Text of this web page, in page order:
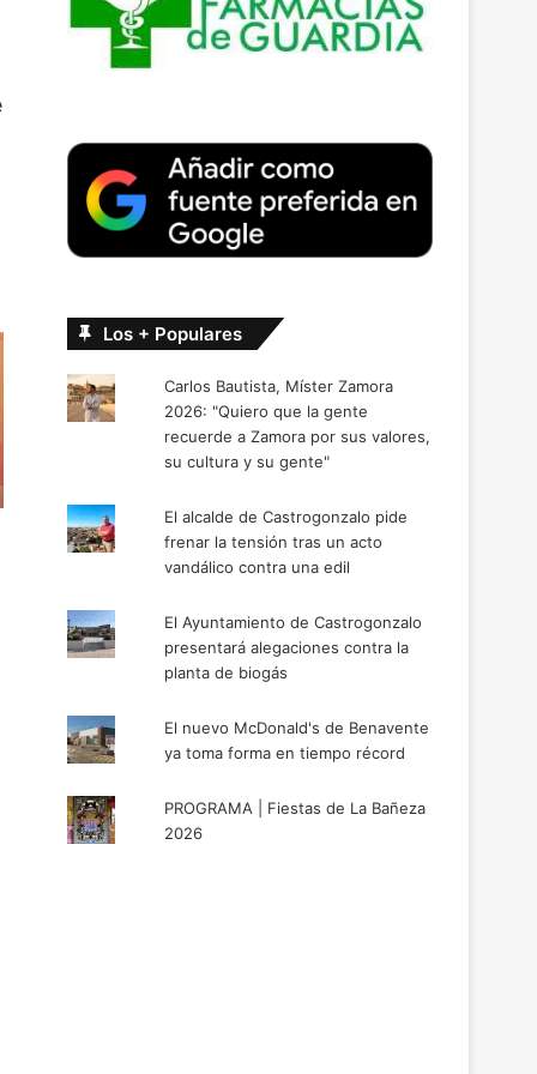
Los + Populares
Carlos Bautista, Míster Zamora
2026: "Quiero que la gente
recuerde a Zamora por sus valores,
su cultura y su gente"
El alcalde de Castrogonzalo pide
frenar la tensión tras un acto
vandálico contra una edil
El Ayuntamiento de Castrogonzalo
presentará alegaciones contra la
planta de biogás
El nuevo McDonald's de Benavente
ya toma forma en tiempo récord
PROGRAMA | Fiestas de La Bañeza
2026